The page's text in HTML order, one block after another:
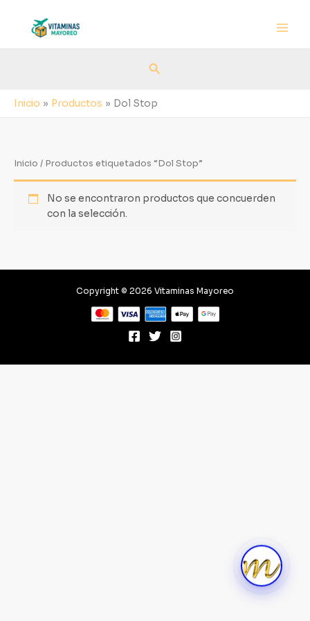
contenido
Buscar
Inicio Productos Dol Stop
Inicio / Productos etiquetados “Dol Stop”
No se encontraron productos que concuerden
con la selección.
Copyright © 2026 Vitaminas Mayoreo